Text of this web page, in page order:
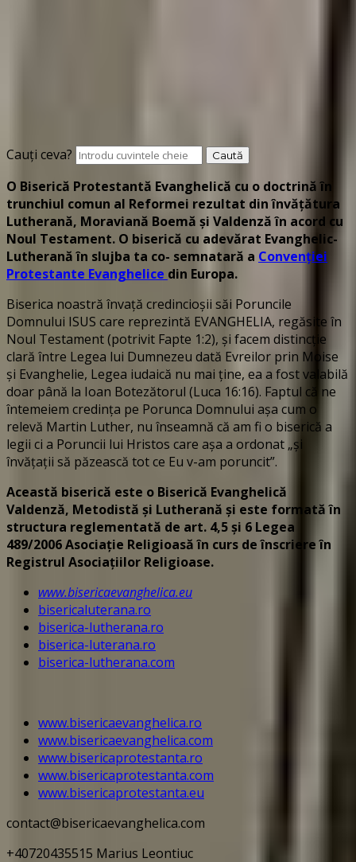
Cauți ceva?
O Biserică Protestantă Evanghelică cu o doctrină în
trunchiul comun al Reformei rezultat din învățătura
Lutherană, Moraviană Boemă și Valdenză în acord cu
Noul Testament. O biserică cu adevărat Evanghelic-
Lutherană în slujba ta co- semnatară a Convenției
Protestante Evanghelice din Europa.
Biserica noastră învață credincioșii săi Poruncile
Domnului ISUS care reprezintă EVANGHELIA, regăsite în
Noul Testament (potrivit Fapte 1:2), și facem distincție
clară între Legea lui Dumnezeu dată Evreilor prin Moise
și Evanghelie, Legea iudaică nu mai ține, ea a fost valabilă
doar până la Ioan Botezătorul (Luca 16:16). Faptul că ne
întemeiem credința pe Porunca Domnului așa cum o
relevă Martin Luther, nu înseamnă că am fi o biserică a
legii ci a Poruncii lui Hristos care așa a ordonat „și
învățații să păzească tot ce Eu v-am poruncit”.
Această biserică este o Biserică Evanghelică
Valdenză, Metodistă și Lutherană și este formată în
structura reglementată de art. 4,5 și 6 Legea
489/2006Asociație Religioasă în curs de înscriere în
Registrul Asociațiilor Religioase.
www.bisericaevanghelica.eu
bisericaluterana.ro
biserica-lutherana.ro
biserica-luterana.ro
biserica-lutherana.com
www.bisericaevanghelica.ro
www.bisericaevanghelica.com
www.bisericaprotestanta.ro
www.bisericaprotestanta.com
www.bisericaprotestanta.eu
contact@bisericaevanghelica.com
+40720435515 Marius Leontiuc